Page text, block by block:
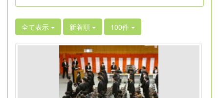
全て表示 新着順 100件